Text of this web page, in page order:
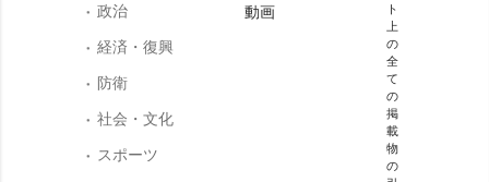
政治
経済・復興
防衛
社会・文化
スポーツ
動画
ト
上
の
全
て
の
掲
載
物
の